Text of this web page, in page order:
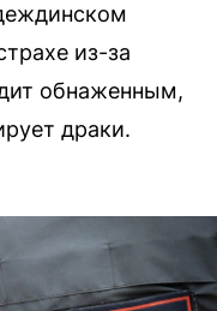
из-за
обнаженным,
драки.